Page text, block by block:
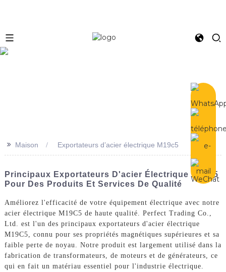
>> Maison Exportateurs d’acier électrique M19c5
Principaux Exportateurs D'acier Électrique M19c5
Pour Des Produits Et Services De Qualité
Améliorez l'efficacité de votre équipement électrique avec notre
acier électrique M19C5 de haute qualité. Perfect Trading Co.,
Ltd. est l'un des principaux exportateurs d'acier électrique
M19C5, connu pour ses propriétés magnétiques supérieures et sa
faible perte de noyau. Notre produit est largement utilisé dans la
fabrication de transformateurs, de moteurs et de générateurs, ce
qui en fait un matériau essentiel pour l'industrie électrique.